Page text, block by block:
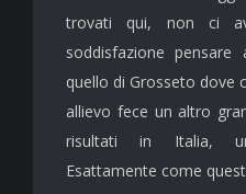
trovati qui, non ci
soddisfazione
quello di Grosseto dove
allievo fece un altro
risultati in Italia,
Esattamente come